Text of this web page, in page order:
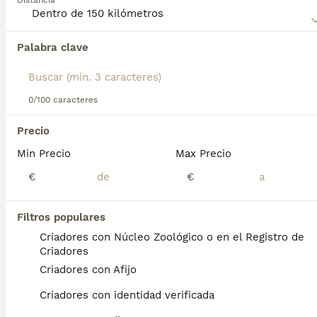
Palabra clave
0/100 caracteres
Precio
Min Precio
€
Max Precio
€
Filtros populares
Criadores con Núcleo Zoológico o en el Registro de
Criadores
Criadores con Afijo
Criadores con identidad verificada
inteligencia.
para obtener información sobre esta raza de perro.
Encontramos 0 Papillon Perros para monta
Si deseas exactamente esta búsqueda guarda tu
búsqueda y espera el resultado perfecto:
Preguntas frecuentes
¿Cuánto cuestan los
cachorros de papillon?
El coste de adquisición de esta raza puede
variar según factores como el pedigrí, la
reputación del criador y la ubicación